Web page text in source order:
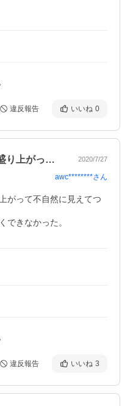
違反報告 いいね 0
ピンの部分の布が厚くて、盛り上がって不… 2020/7/27
awc********さん
がって不自然に見えてつ
できなかった。
違反報告 いいね 3